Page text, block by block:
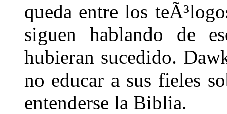
queda entre los
siguen hablando de
hubieran sucedido.
no educar a sus fieles
entenderse la Biblia.